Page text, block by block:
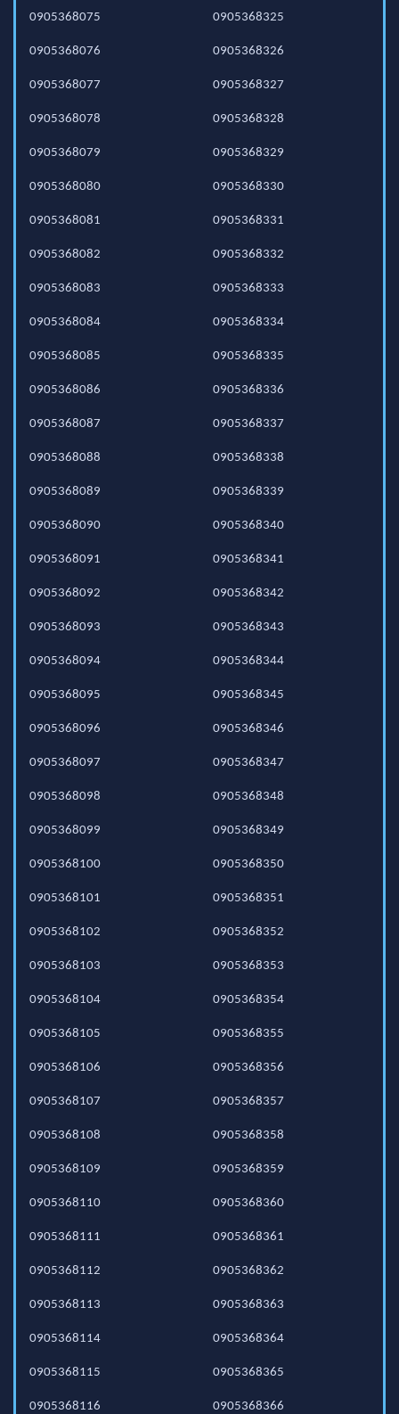
0905368075
0905368076
0905368077
0905368078
0905368079
0905368080
0905368081
0905368082
0905368083
0905368084
0905368085
0905368086
0905368087
0905368088
0905368089
0905368090
0905368091
0905368092
0905368093
0905368094
0905368095
0905368096
0905368097
0905368098
0905368099
0905368100
0905368101
0905368102
0905368103
0905368104
0905368105
0905368106
0905368107
0905368108
0905368109
0905368110
0905368111
0905368112
0905368113
0905368114
0905368115
0905368116
0905368325
0905368326
0905368327
0905368328
0905368329
0905368330
0905368331
0905368332
0905368333
0905368334
0905368335
0905368336
0905368337
0905368338
0905368339
0905368340
0905368341
0905368342
0905368343
0905368344
0905368345
0905368346
0905368347
0905368348
0905368349
0905368350
0905368351
0905368352
0905368353
0905368354
0905368355
0905368356
0905368357
0905368358
0905368359
0905368360
0905368361
0905368362
0905368363
0905368364
0905368365
0905368366